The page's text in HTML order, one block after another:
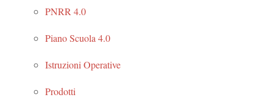
PNRR 4.0
Piano Scuola 4.0
Istruzioni Operative
Prodotti